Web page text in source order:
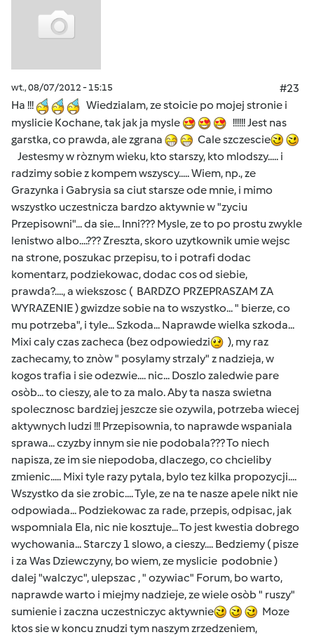
wt., 08/07/2012 - 15:15
#23
Ha !!!
Wiedzialam, ze stoicie po mojej stronie i
myslicie Kochane, tak jak ja mysle
!!!!!! Jest nas
garstka, co prawda, ale zgrana
Cale szczescie
Jestesmy w ròznym wieku, kto starszy, kto mlodszy..... i
radzimy sobie z kompem wszyscy..... Wiem, np., ze
Grazynka i Gabrysia sa ciut starsze ode mnie, i mimo
wszystko uczestnicza bardzo aktywnie w "zyciu
Przepisowni"... da sie... Inni??? Mysle, ze to po prostu zwykle
lenistwo albo....??? Zreszta, skoro uzytkownik umie wejsc
na strone, poszukac przepisu, to i potrafi dodac
komentarz, podziekowac, dodac cos od siebie,
prawda?...., a wiekszosc ( BARDZO PRZEPRASZAM ZA
WYRAZENIE ) gwizdze sobie na to wszystko... " bierze, co
mu potrzeba", i tyle... Szkoda... Naprawde wielka szkoda...
Mixi caly czas zacheca (bez odpowiedzi
), my raz
zachecamy, to znòw " posylamy strzaly" z nadzieja, w
kogos trafia i sie odezwie.... nic... Doszlo zaledwie pare
osòb... to cieszy, ale to za malo. Aby ta nasza swietna
spolecznosc bardziej jeszcze sie ozywila, potrzeba wiecej
aktywnych ludzi !!! Przepisownia, to naprawde wspaniala
sprawa... czyzby innym sie nie podobala??? To niech
napisza, ze im sie niepodoba, dlaczego, co chcieliby
zmienic..... Mixi tyle razy pytala, bylo tez kilka propozycji....
Wszystko da sie zrobic.... Tyle, ze na te nasze apele nikt nie
odpowiada... Podziekowac za rade, przepis, odpisac, jak
wspomniala Ela, nic nie kosztuje... To jest kwestia dobrego
wychowania... Starczy 1 slowo, a cieszy.... Bedziemy ( pisze
i za Was Dziewczyny, bo wiem, ze myslicie podobnie )
dalej "walczyc", ulepszac , " ozywiac" Forum, bo warto,
naprawde warto i miejmy nadzieje, ze wiele osòb " ruszy"
sumienie i zaczna uczestniczyc aktywnie
Moze
ktos sie w koncu znudzi tym naszym zrzedzeniem,